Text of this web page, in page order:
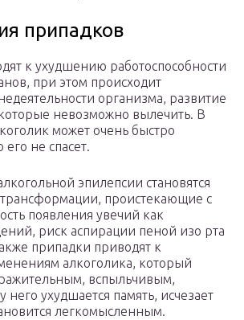
припадков
к ухудшению работоспособности
при этом происходит
организма, развитие
невозможно вылечить. В
может очень быстро
не спасет.
эпилепсии становятся
трансформации, проистекающие с
появления увечий как
риск аспирации пеной изо рта
припадки приводят к
алкоголика, который
вспыльчивым,
ухудшается память, исчезает
легкомысленным.